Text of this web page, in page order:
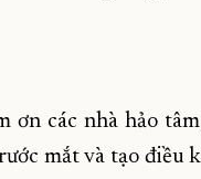
ơn các nhà hảo
mắt và tạo điều